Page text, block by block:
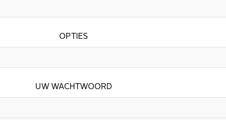
OPTIES
UW WACHTWOORD